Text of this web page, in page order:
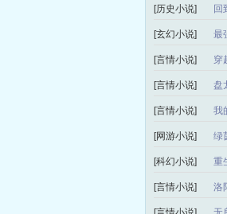
[历史小说] 回
[玄幻小说] 最
[言情小说] 穿
[言情小说] 盘
[言情小说] 我
[网游小说] 绿
[科幻小说] 重
[言情小说] 洛